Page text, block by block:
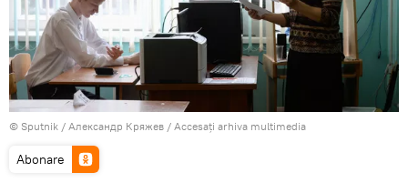
© Sputnik / Александр Кряжев / Accesați arhiva multimedia
Abonare